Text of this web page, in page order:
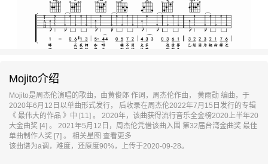
Mojito介绍
Mojito是周杰伦演唱的歌曲，由黄俊郎 作词，周杰伦作曲， 黄雨勋 编曲，于
2020年6月12日以单曲形式发行， 后收录在周杰伦2022年7月15日发行的专辑
《 最伟大的作品 》中 [11] 。 2020年，该曲获得流行音乐全金榜2020上半年20
大金曲奖 [4] 。 2021年5月12日，周杰伦凭借该曲入围 第32届台湾金曲奖 最佳
单曲制作人奖 [7] 。 相关星图 查看更多
该曲谱为a调，难度，还原度90%，上传于2020-09-28。